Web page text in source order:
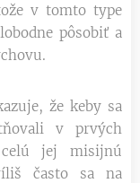
v tomto type
pôsobiť a
že keby sa
v prvých
jej misijnú
často sa na